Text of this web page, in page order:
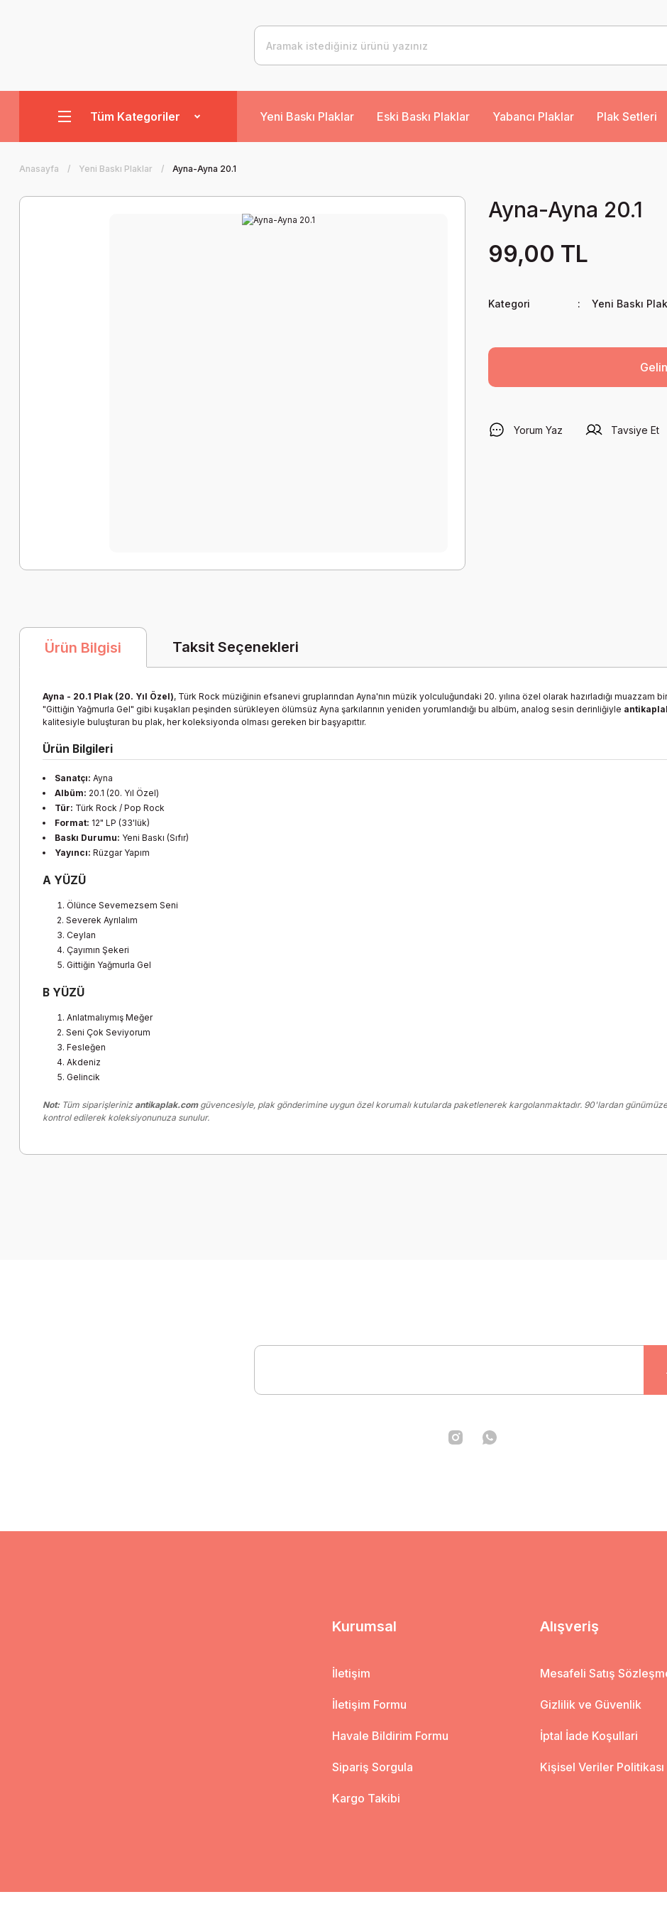
Tüm Kategoriler Yeni Baskı Plaklar Eski Baskı Plaklar Yabancı Plaklar Plak Setleri
Anasayfa Yeni Baskı Plaklar Ayna-Ayna 20.1
Ayna-Ayna 20.1
99,00 TL
Kategori Yeni Baskı
Yorum Yaz Tavsiye Et
Ürün Bilgisi Taksit Seçenekleri
Ayna - 20.1 Plak (20. Yıl Özel), Türk Rock müziğinin efsanevi gruplarından Ayna'nın müzik yolculuğundaki 20. yılına özel olarak hazırladığı
"Gittiğin Yağmurla Gel" gibi kuşakları peşinden sürükleyen ölümsüz Ayna şarkılarının yeniden yorumlandığı bu albüm, analog sesin derinliğiyle
kalitesiyle buluşturan bu plak, her koleksiyonda olması gereken bir başyapıttır.
Ürün Bilgileri
Sanatçı: Ayna
Albüm: 20.1 (20. Yıl Özel)
Tür: Türk Rock / Pop Rock
Format: 12" LP (33'lük)
Baskı Durumu: Yeni Baskı (Sıfır)
Yayıncı: Rüzgar Yapım
A YÜZÜ
Ölünce Sevemezsem Seni
Severek Ayrılalım
Ceylan
Çayımın Şekeri
Gittiğin Yağmurla Gel
B YÜZÜ
Anlatmalıymış Meğer
Seni Çok Seviyorum
Fesleğen
Akdeniz
Gelincik
Not:Tüm siparişlerinizantikaplak.comgüvencesiyle, plak gönderimine uygun özel korumalı kutularda paketlenerek kargolanmaktadır. 90'lardan
kontrol edilerek koleksiyonunuza sunulur.
Kurumsal
İletişim
İletişim Formu
Havale Bildirim Formu
Sipariş Sorgula
Kargo Takibi
Alışveriş
Mesafeli Satış
Gizlilik ve Güvenlik
İptal İade Koşullari
Kişisel Veriler Politikası